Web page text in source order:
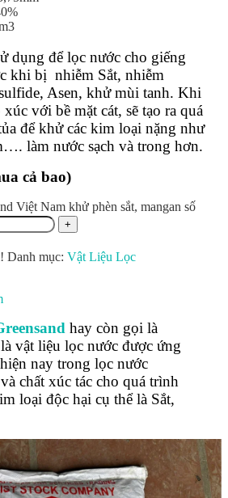
dụng để lọc nước cho giếng
khi bị nhiễm Sắt, nhiễm
Asen, khử mùi tanh. Khi
với bề mặt cát, sẽ tạo ra quá
để khử các kim loại nặng như
làm nước sạch và trong hơn.
cả bao)
Việt Nam khử phèn sắt, mangan số
Danh mục: Vật Liệu Lọc
hay còn gọi là
vật liệu lọc nước được ứng
nay trong lọc nước
chất xúc tác cho quá trình
loại độc hại cụ thể là Sắt,